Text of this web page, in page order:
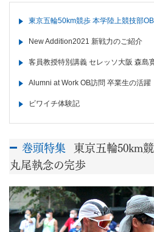
東京五輪50km競歩 本学陸上競技部
New Addition2021 新戦力のご紹介
客員教授特別講義 セレッソ大阪 森島
Alumni at Work OB訪問 卒業生の活躍
ビワイチ体験記
巻頭特集
東京五輪50km
丸尾執念の完歩